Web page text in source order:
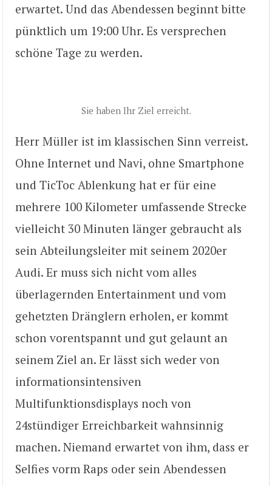
erwartet. Und das Abendessen beginnt bitte
pünktlich um 19:00 Uhr. Es versprechen
schöne Tage zu werden.
Sie haben Ihr Ziel erreicht.
Herr Müller ist im klassischen Sinn verreist.
Ohne Internet und Navi, ohne Smartphone
und TicToc Ablenkung hat er für eine
mehrere 100 Kilometer umfassende Strecke
vielleicht 30 Minuten länger gebraucht als
sein Abteilungsleiter mit seinem 2020er
Audi. Er muss sich nicht vom alles
überlagernden Entertainment und vom
gehetzten Dränglern erholen, er kommt
schon vorentspannt und gut gelaunt an
seinem Ziel an. Er lässt sich weder von
informationsintensiven
Multifunktionsdisplays noch von
24stündiger Erreichbarkeit wahnsinnig
machen. Niemand erwartet von ihm, dass er
Selfies vorm Raps oder sein Abendessen